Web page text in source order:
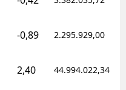
-0,89 2.295.929,00
2,40 44.994.022,34